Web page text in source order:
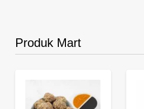
Produk Mart